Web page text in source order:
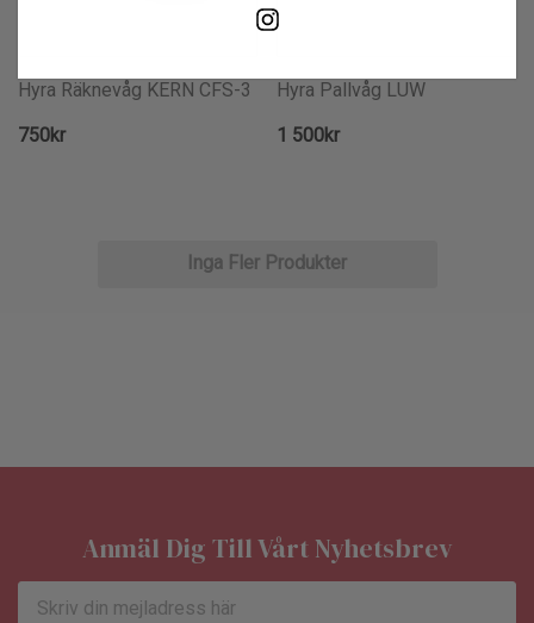
Hyra Räknevåg KERN CFS-3
750kr
Hyra Pallvåg LUW
1 500kr
Inga Fler Produkter
Anmäl Dig Till Vårt Nyhetsbrev